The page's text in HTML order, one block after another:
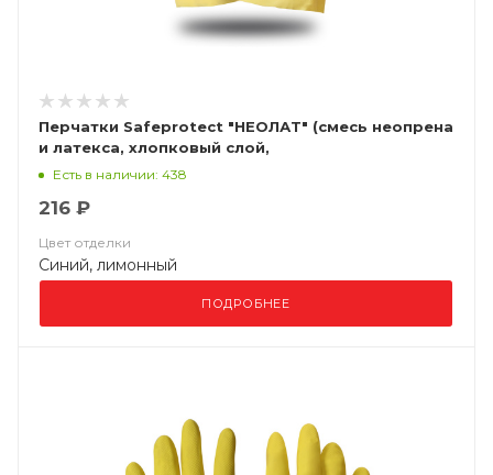
Перчатки Safeprotect "НЕОЛАТ" (смесь неопрена
и латекса, хлопковый слой,
толщ.0,70мм,дл.320мм.)
Есть в наличии: 438
216 ₽
Цвет отделки
Синий, лимонный
ПОДРОБНЕЕ